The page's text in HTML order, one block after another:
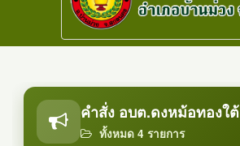
คำสั่ง อบต.ดงหม้อทองใต้
ทั้งหมด 4 รายการ